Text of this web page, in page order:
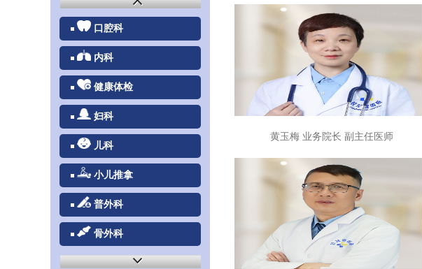
口腔科
内科
健康体检
妇科
儿科
小儿推拿
普外科
骨外科
泌尿外科/碎石
黄玉梅 业务院长 副主任医师